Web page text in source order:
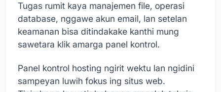
Tugas rumit kaya manajemen file, operasi
database, nggawe akun email, lan setelan
keamanan bisa ditindakake kanthi mung
sawetara klik amarga panel kontrol.
Panel kontrol hosting ngirit wektu lan ngidini
sampeyan luwih fokus ing situs web.